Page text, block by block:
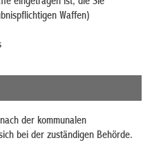
Waffen)
der kommunalen
bei der zuständigen Behörde.